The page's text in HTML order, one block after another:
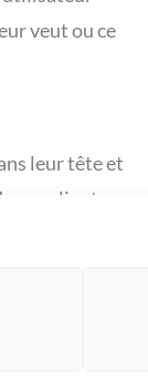
veut ou ce
leur tête et
vos clients,